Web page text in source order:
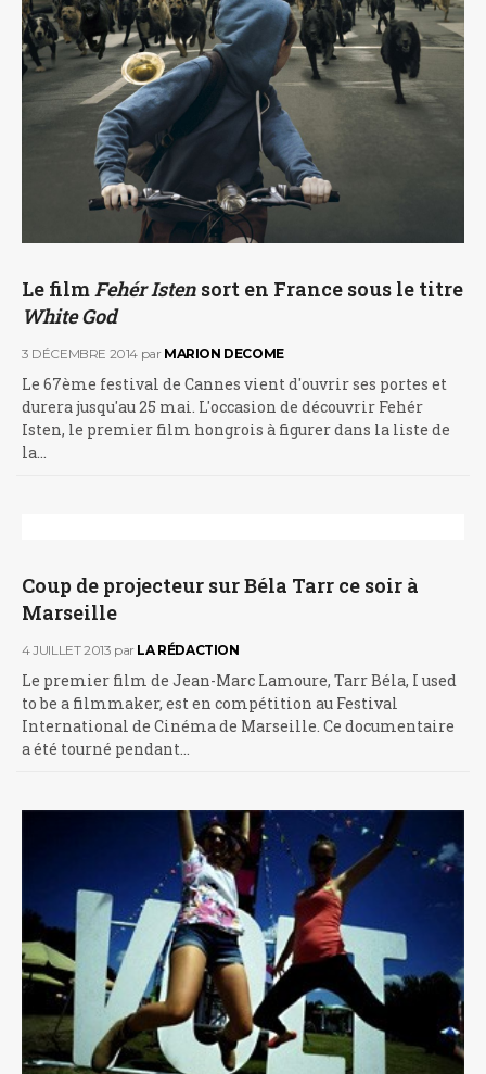
Le filmFehér Isten sort en France sous le titre
White God
3 DÉCEMBRE 2014 par MARION DECOME
Le 67ème festival de Cannes vient d'ouvrir ses portes et
durera jusqu'au 25 mai. L'occasion de découvrir Fehér
Isten, le premier film hongrois à figurer dans la liste de
la…
Coup de projecteur sur Béla Tarr ce soir à
Marseille
4 JUILLET 2013 par LA RÉDACTION
Le premier film de Jean-Marc Lamoure, Tarr Béla, I used
to be a filmmaker, est en compétition au Festival
International de Cinéma de Marseille. Ce documentaire
a été tourné pendant…